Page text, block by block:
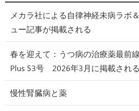
メカラ社による自律神経未病ラボ
ュー記事が掲載される
春を迎えて：うつ病の治療薬最前
Plus 53号 2026年3月に掲載される
慢性腎臓病と薬